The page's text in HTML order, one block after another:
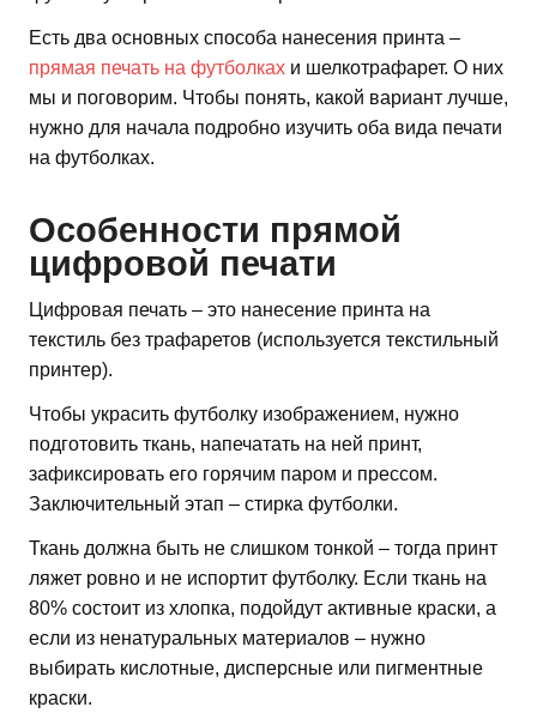
Есть два основных способа нанесения принта –
прямая печать на футболках и шелкотрафарет. О них
мы и поговорим. Чтобы понять, какой вариант лучше,
нужно для начала подробно изучить оба вида печати
на футболках.
Особенности прямой
цифровой печати
Цифровая печать – это нанесение принта на
текстиль без трафаретов (используется текстильный
принтер).
Чтобы украсить футболку изображением, нужно
подготовить ткань, напечатать на ней принт,
зафиксировать его горячим паром и прессом.
Заключительный этап – стирка футболки.
Ткань должна быть не слишком тонкой – тогда принт
ляжет ровно и не испортит футболку. Если ткань на
80% состоит из хлопка, подойдут активные краски, а
если из ненатуральных материалов – нужно
выбирать кислотные, дисперсные или пигментные
краски.